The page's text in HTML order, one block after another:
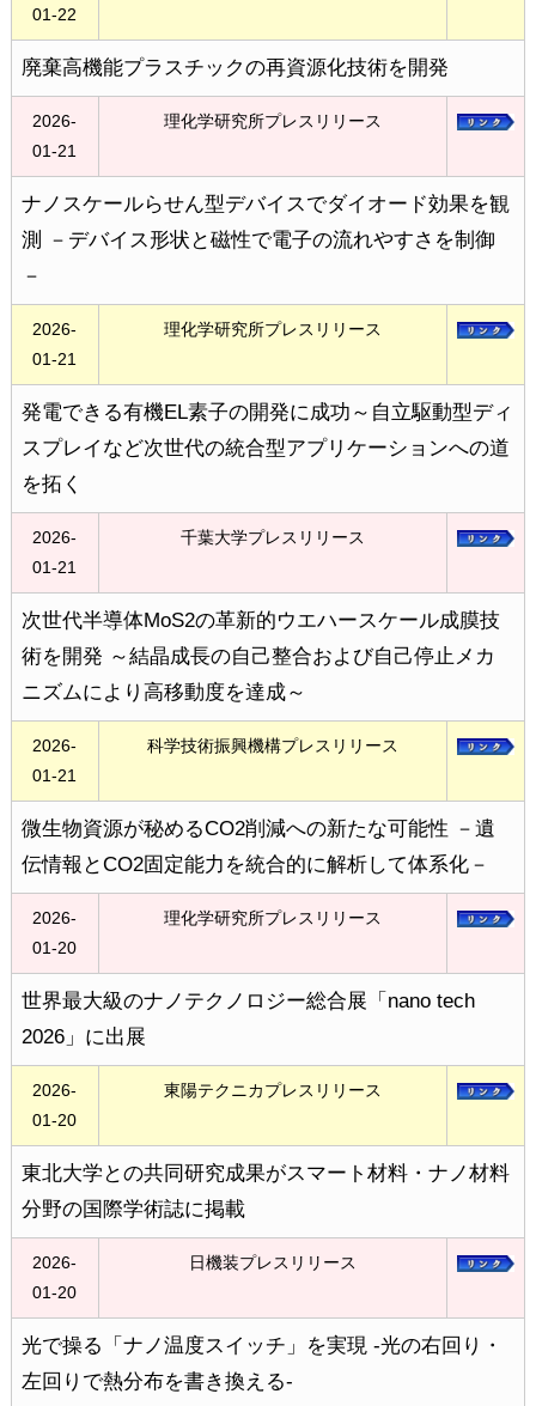
01-22
廃棄高機能プラスチックの再資源化技術を開発
2026-
01-21
理化学研究所プレスリリース
ナノスケールらせん型デバイスでダイオード効果を観
測 －デバイス形状と磁性で電子の流れやすさを制御
－
2026-
01-21
理化学研究所プレスリリース
発電できる有機EL素子の開発に成功～自立駆動型ディ
スプレイなど次世代の統合型アプリケーションへの道
を拓く
2026-
01-21
千葉大学プレスリリース
次世代半導体MoS2の革新的ウエハースケール成膜技
術を開発 ～結晶成長の自己整合および自己停止メカ
ニズムにより高移動度を達成～
2026-
01-21
科学技術振興機構プレスリリース
微生物資源が秘めるCO2削減への新たな可能性 －遺
伝情報とCO2固定能力を統合的に解析して体系化－
2026-
01-20
理化学研究所プレスリリース
世界最大級のナノテクノロジー総合展「nano tech
2026」に出展
2026-
01-20
東陽テクニカプレスリリース
東北大学との共同研究成果がスマート材料・ナノ材料
分野の国際学術誌に掲載
2026-
01-20
日機装プレスリリース
光で操る「ナノ温度スイッチ」を実現 -光の右回り・
左回りで熱分布を書き換える-